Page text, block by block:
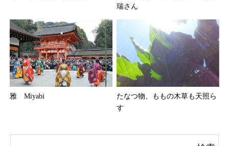
瑞さん
雅 Miyabi
たなつ物、ももの木草も天照ら
す